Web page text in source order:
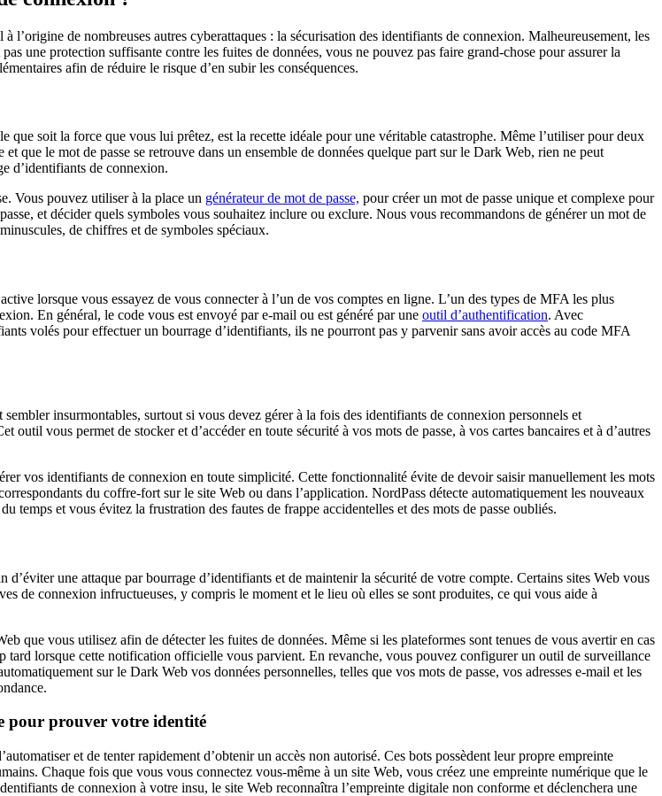
de nombreuses autres cyberattaques : la sécurisation des identifiants de connexion. Malheureusement, les
une protection suffisante contre les fuites de données, vous ne pouvez pas faire grand-chose pour assurer la
afin de réduire le risque d’en subir les conséquences.
soit la force que vous lui prêtez, est la recette idéale pour une véritable catastrophe. Même l’utiliser pour deux
que le mot de passe se retrouve dans un ensemble de données quelque part sur le Dark Web, rien ne peut
d’identifiants de connexion.
Vous pouvez utiliser à la place un générateur de mot de passe, pour créer un mot de passe unique et complexe pour
et décider quels symboles vous souhaitez inclure ou exclure. Nous vous recommandons de générer un mot de
de chiffres et de symboles spéciaux.
lorsque vous essayez de vous connecter à l’un de vos comptes en ligne. L’un des types de MFA les plus
En général, le code vous est envoyé par e-mail ou est généré par une outil d’authentification. Avec
volés pour effectuer un bourrage d’identifiants, ils ne pourront pas y parvenir sans avoir accès au code MFA
insurmontables, surtout si vous devez gérer à la fois des identifiants de connexion personnels et
vous permet de stocker et d’accéder en toute sécurité à vos mots de passe, à vos cartes bancaires et à d’autres
vos identifiants de connexion en toute simplicité. Cette fonctionnalité évite de devoir saisir manuellement les mots
du coffre-fort sur le site Web ou dans l’application. NordPass détecte automatiquement les nouveaux
et vous évitez la frustration des fautes de frappe accidentelles et des mots de passe oubliés.
une attaque par bourrage d’identifiants et de maintenir la sécurité de votre compte. Certains sites Web vous
de connexion infructueuses, y compris le moment et le lieu où elles se sont produites, ce qui vous aide à
que vous utilisez afin de détecter les fuites de données. Même si les plateformes sont tenues de vous avertir en cas
tard lorsque cette notification officielle vous parvient. En revanche, vous pouvez configurer un outil de surveillance
sur le Dark Web vos données personnelles, telles que vos mots de passe, vos adresses e-mail et les
pour prouver votre identité
et de tenter rapidement d’obtenir un accès non autorisé. Ces bots possèdent leur propre empreinte
Chaque fois que vous vous connectez vous-même à un site Web, vous créez une empreinte numérique que le
de connexion à votre insu, le site Web reconnaîtra l’empreinte digitale non conforme et déclenchera une